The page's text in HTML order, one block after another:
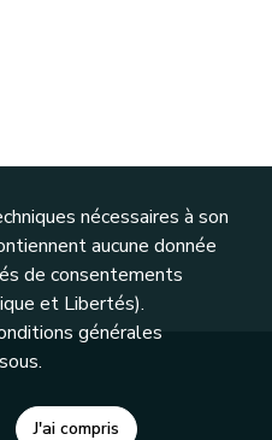
nécessaires à son
aucune donnée
de consentements
et Libertés).
générales
J'ai compris